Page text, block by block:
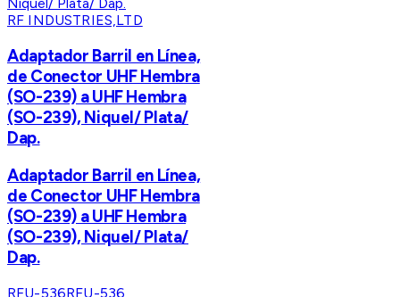
RF INDUSTRIES,LTD
Adaptador Barril en Línea,
de Conector UHF Hembra
(SO-239) a UHF Hembra
(SO-239), Niquel/ Plata/
Dap.
Adaptador Barril en Línea,
de Conector UHF Hembra
(SO-239) a UHF Hembra
(SO-239), Niquel/ Plata/
Dap.
RFU-536RFU-536